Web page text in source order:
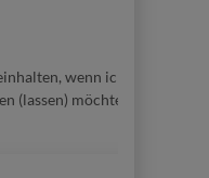
wenn ich
(lassen) möchte?